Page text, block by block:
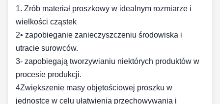
1. Zrób materiał proszkowy w idealnym rozmiarze i
wielkości cząstek
2• zapobieganie zanieczyszczeniu środowiska i
utracie surowców.
3- zapobiegają tworzywianiu niektórych produktów w
procesie produkcji.
4Zwiększenie masy objętościowej proszku w
jednostce w celu ułatwienia przechowywania i